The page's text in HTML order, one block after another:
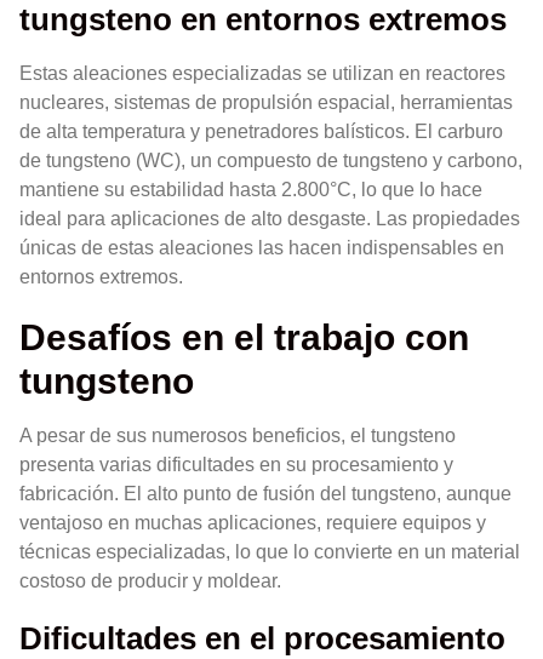
tungsteno en entornos extremos
Estas aleaciones especializadas se utilizan en reactores
nucleares, sistemas de propulsión espacial, herramientas
de alta temperatura y penetradores balísticos. El carburo
de tungsteno (WC), un compuesto de tungsteno y carbono,
mantiene su estabilidad hasta 2.800°C, lo que lo hace
ideal para aplicaciones de alto desgaste. Las propiedades
únicas de estas aleaciones las hacen indispensables en
entornos extremos.
Desafíos en el trabajo con
tungsteno
A pesar de sus numerosos beneficios, el tungsteno
presenta varias dificultades en su procesamiento y
fabricación. El alto punto de fusión del tungsteno, aunque
ventajoso en muchas aplicaciones, requiere equipos y
técnicas especializadas, lo que lo convierte en un material
costoso de producir y moldear.
Dificultades en el procesamiento